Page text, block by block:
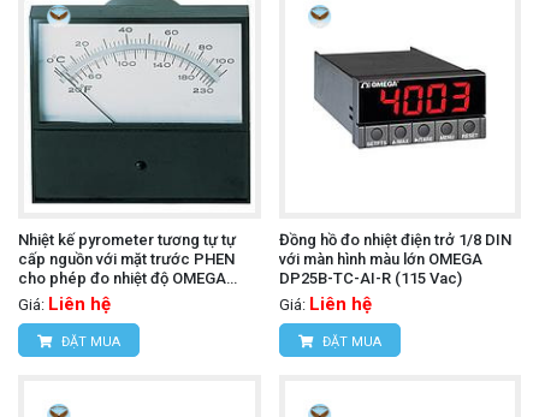
Nhiệt kế pyrometer tương tự tự
cấp nguồn với mặt trước PHEN
cho phép đo nhiệt độ OMEGA
7045-J-250 (J, 4.5 in Parallax)
Giá: Liên hệ
ĐẶT MUA
Đồng hồ đo nhiệt điện trở 1/8 DIN
với màn hình màu lớn OMEGA
DP25B-TC-AI-R (115 Vac)
Giá: Liên hệ
ĐẶT MUA